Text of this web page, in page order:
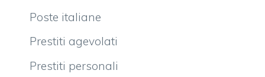
Poste italiane
Prestiti agevolati
Prestiti personali